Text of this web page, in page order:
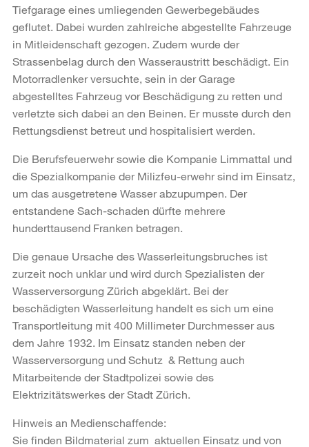
Tiefgarage eines umliegenden Gewerbegebäudes
geflutet. Dabei wurden zahlreiche abgestellte Fahrzeuge
in Mitleidenschaft gezogen. Zudem wurde der
Strassenbelag durch den Wasseraustritt beschädigt. Ein
Motorradlenker versuchte, sein in der Garage
abgestelltes Fahrzeug vor Beschädigung zu retten und
verletzte sich dabei an den Beinen. Er musste durch den
Rettungsdienst betreut und hospitalisiert werden.
Die Berufsfeuerwehr sowie die Kompanie Limmattal und
die Spezialkompanie der Milizfeu-erwehr sind im Einsatz,
um das ausgetretene Wasser abzupumpen. Der
entstandene Sach-schaden dürfte mehrere
hunderttausend Franken betragen.
Die genaue Ursache des Wasserleitungsbruches ist
zurzeit noch unklar und wird durch Spezialisten der
Wasserversorgung Zürich abgeklärt. Bei der
beschädigten Wasserleitung handelt es sich um eine
Transportleitung mit 400 Millimeter Durchmesser aus
dem Jahre 1932. Im Einsatz standen neben der
Wasserversorgung und Schutz & Rettung auch
Mitarbeitende der Stadtpolizei sowie des
Elektrizitätswerkes der Stadt Zürich.
Hinweis an Medienschaffende:
Sie finden Bildmaterial zum aktuellen Einsatz und von